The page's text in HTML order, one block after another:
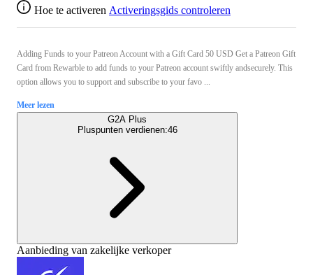
Hoe te activeren Activeringsgids controleren
Adding Funds to your Patreon Account with a Gift Card 50 USD Get a Patreon Gift
Card from Rewarble to add funds to your Patreon account swiftly andsecurely. This
option allows you to support and subscribe to your favo ...
Meer lezen
G2A Plus
Pluspunten verdienen:46
Aanbieding van zakelijke verkoper